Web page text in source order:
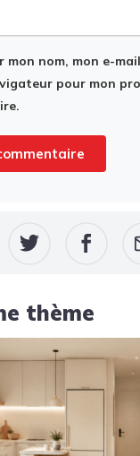
mon nom, mon e-
pour mon
thème